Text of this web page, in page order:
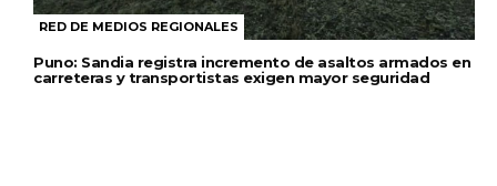
RED DE MEDIOS REGIONALES
Puno: Sandia registra incremento de asaltos armados en
carreteras y transportistas exigen mayor seguridad